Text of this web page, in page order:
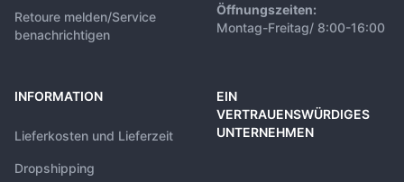
Retoure melden/Service
benachrichtigen
Öffnungszeiten:
Montag-Freitag/ 8:00-16:00
INFORMATION
Lieferkosten und Lieferzeit
Dropshipping
EIN
VERTRAUENSWÜRDIGES
UNTERNEHMEN